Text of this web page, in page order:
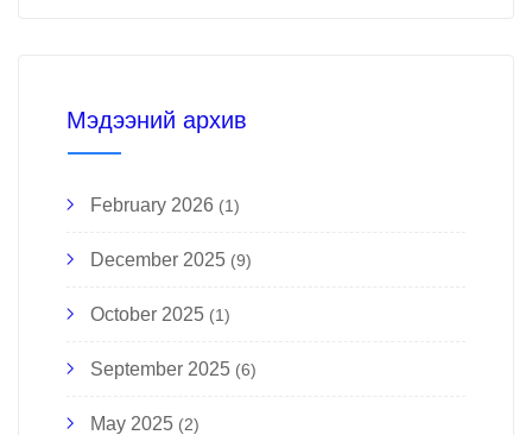
Мэдээний архив
February 2026 (1)
December 2025 (9)
October 2025 (1)
September 2025 (6)
May 2025 (2)